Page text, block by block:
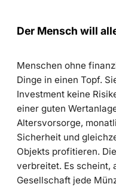
Der Mensch will
Menschen ohne
Dinge in einen Topf.
Investment keine
einer guten
Altersvorsorge,
Sicherheit und
Objekts profitieren.
verbreitet. Es scheint,
Gesellschaft jede